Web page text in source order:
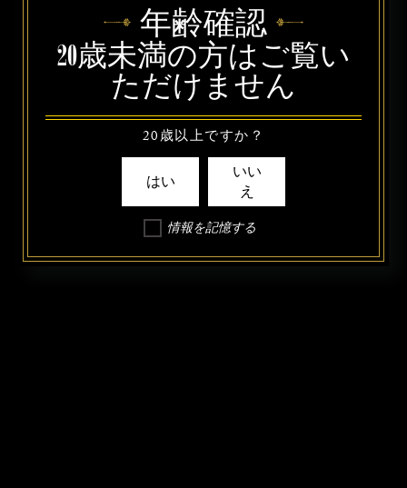
年齢確認
20歳未満の方はご覧い
ただけません
20歳以上ですか？
はい
いい
え
情報を記憶する